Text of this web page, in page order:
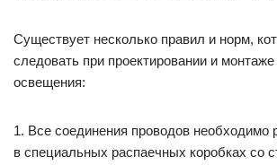
Существует несколько правил и норм,
следовать при проектировании и
освещения:
1. Все соединения проводов необходимо
в специальных распаечных коробках со